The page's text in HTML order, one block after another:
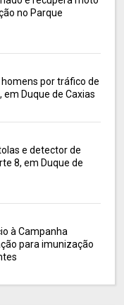
no Parque
por tráfico de
em Duque de Caxias
e detector de
8, em Duque de
à Campanha
para imunização